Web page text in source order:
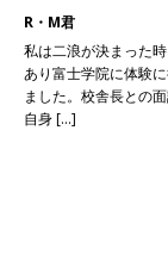
R・M君
私は二浪が決まった
あり富士学院に体験
ました。校舎長との
自身 […]